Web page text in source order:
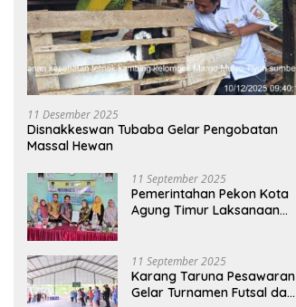
11 Desember 2025
Disnakkeswan Tubaba Gelar Pengobatan
Massal Hewan
11 September 2025
Pemerintahan Pekon Kota
Agung Timur Laksanaan
2026
11 September 2025
Karang Taruna Pesawaran
Gelar Turnamen Futsal dan